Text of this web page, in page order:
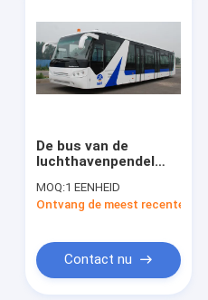
De bus van de
luchthavenpendel
14 de motor van
zetelscummins
MOQ:1 EENHEID
Ontvang de meest recente
Contact nu